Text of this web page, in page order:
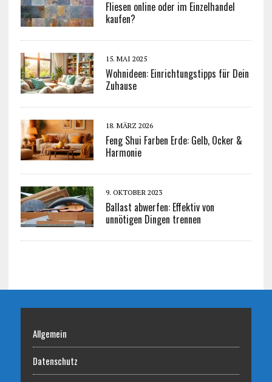
Fliesen online oder im Einzelhandel
kaufen?
15. MAI 2025
Wohnideen: Einrichtungstipps für Dein
Zuhause
18. MÄRZ 2026
Feng Shui Farben Erde: Gelb, Ocker &
Harmonie
9. OKTOBER 2023
Ballast abwerfen: Effektiv von
unnötigen Dingen trennen
Allgemein
Datenschutz